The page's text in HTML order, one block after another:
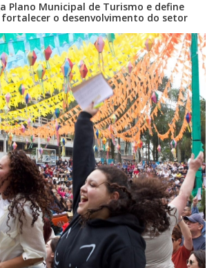
de BC estará fechado nos dias 10 e 11 de
de inventário
Plano Municipal de Turismo e define
o desenvolvimento do setor